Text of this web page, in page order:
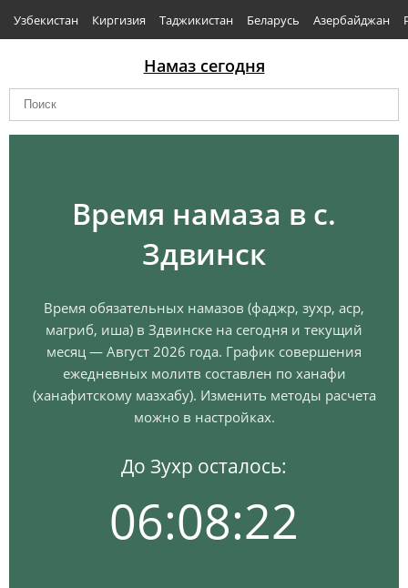
Узбекистан Киргизия Таджикистан Беларусь Азербайджан
Намаз сегодня
Время намаза в с.
Здвинск
Время обязательных намазов (фаджр, зухр, аср,
магриб, иша) в Здвинске на сегодня и текущий
месяц — Август 2026 года. График совершения
ежедневных молитв составлен по ханафи
(ханафитскому мазхабу). Изменить методы расчета
можно в настройках.
До Зухр осталось:
06:08:21